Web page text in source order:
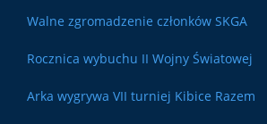
Walne zgromadzenie członków SKGA
Rocznica wybuchu II Wojny Światowej
Arka wygrywa VII turniej Kibice Razem